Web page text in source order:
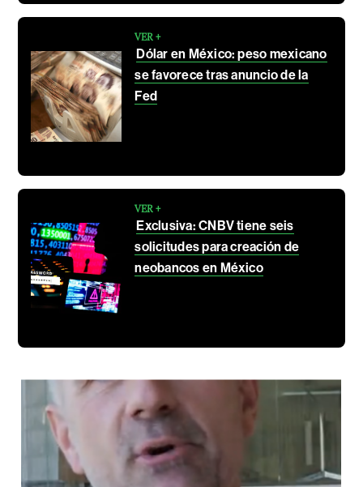
VER +
Dólar en México: peso mexicano
se favorece tras anuncio de la
Fed
VER +
Exclusiva: CNBV tiene seis
solicitudes para creación de
neobancos en México